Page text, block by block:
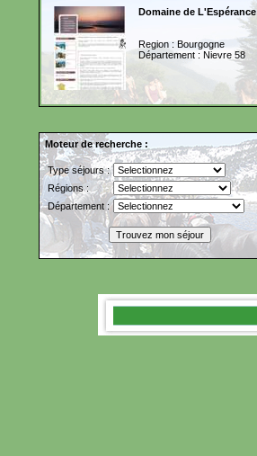
Domaine de L'Espérance
Region : Bourgogne
Département : Nievre 58
Moteur de recherche :
Type séjours :
Régions :
Département :